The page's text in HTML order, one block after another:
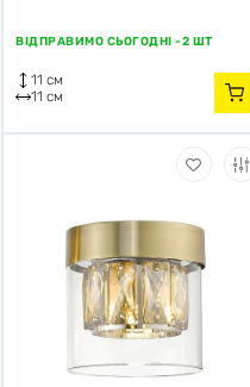
ВІДПРАВИМО СЬОГОДНІ -2 ШТ
11 см
11 см